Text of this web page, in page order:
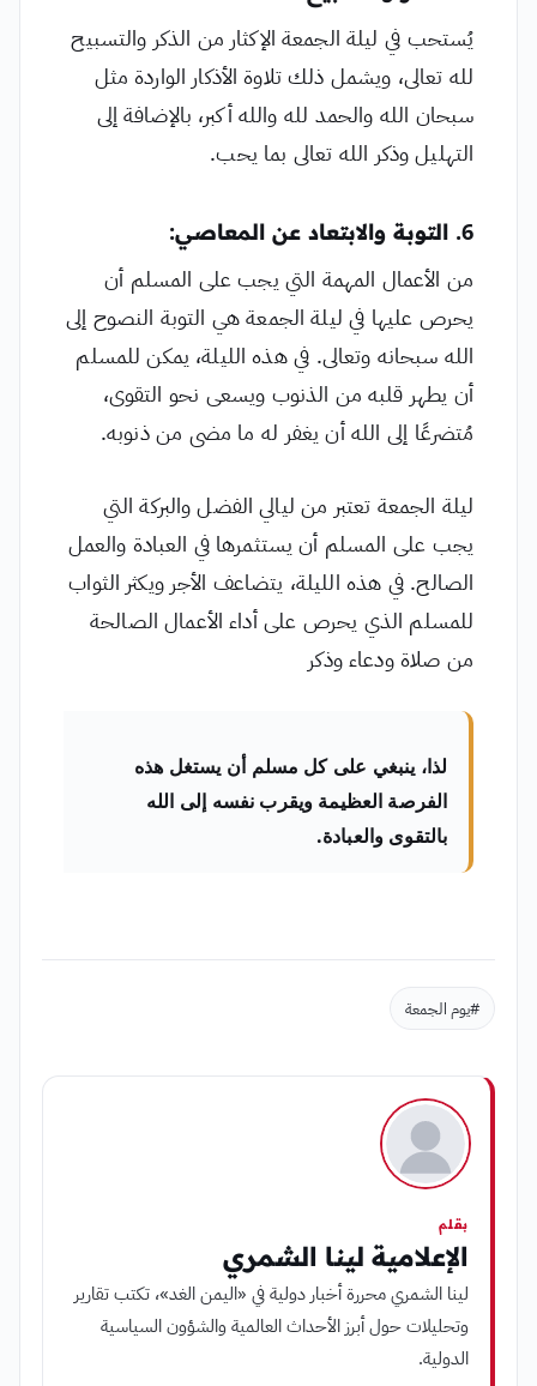
يُستحب في ليلة الجمعة الإكثار من الذكر والتسبيح
لله تعالى، ويشمل ذلك تلاوة الأذكار الواردة مثل
سبحان الله والحمد لله والله أكبر، بالإضافة إلى
التهليل وذكر الله تعالى بما يحب.
6. التوبة والابتعاد عن المعاصي:
من الأعمال المهمة التي يجب على المسلم أن
يحرص عليها في ليلة الجمعة هي التوبة النصوح إلى
الله سبحانه وتعالى. في هذه الليلة، يمكن للمسلم
أن يطهر قلبه من الذنوب ويسعى نحو التقوى،
مُتضرعًا إلى الله أن يغفر له ما مضى من ذنوبه.
ليلة الجمعة تعتبر من ليالي الفضل والبركة التي
يجب على المسلم أن يستثمرها في العبادة والعمل
الصالح. في هذه الليلة، يتضاعف الأجر ويكثر الثواب
للمسلم الذي يحرص على أداء الأعمال الصالحة
من صلاة ودعاء وذكر
لذا، ينبغي على كل مسلم أن يستغل هذه
الفرصة العظيمة ويقرب نفسه إلى الله
بالتقوى والعبادة.
#يوم الجمعة
بقلم
الإعلامية لينا الشمري
لينا الشمري محررة أخبار دولية في «اليمن الغد»، تكتب تقارير
وتحليلات حول أبرز الأحداث العالمية والشؤون السياسية
الدولية.